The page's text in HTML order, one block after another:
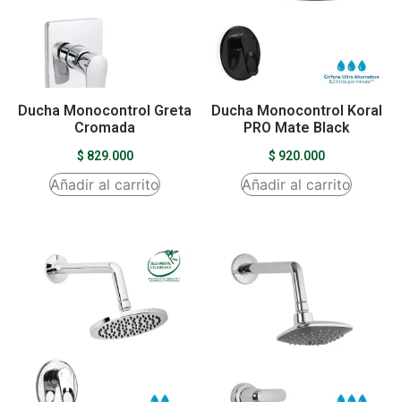
Ducha Monocontrol Greta
Cromada
$ 829.000
Añadir al carrito
Ducha Monocontrol Koral
PRO Mate Black
$ 920.000
Añadir al carrito